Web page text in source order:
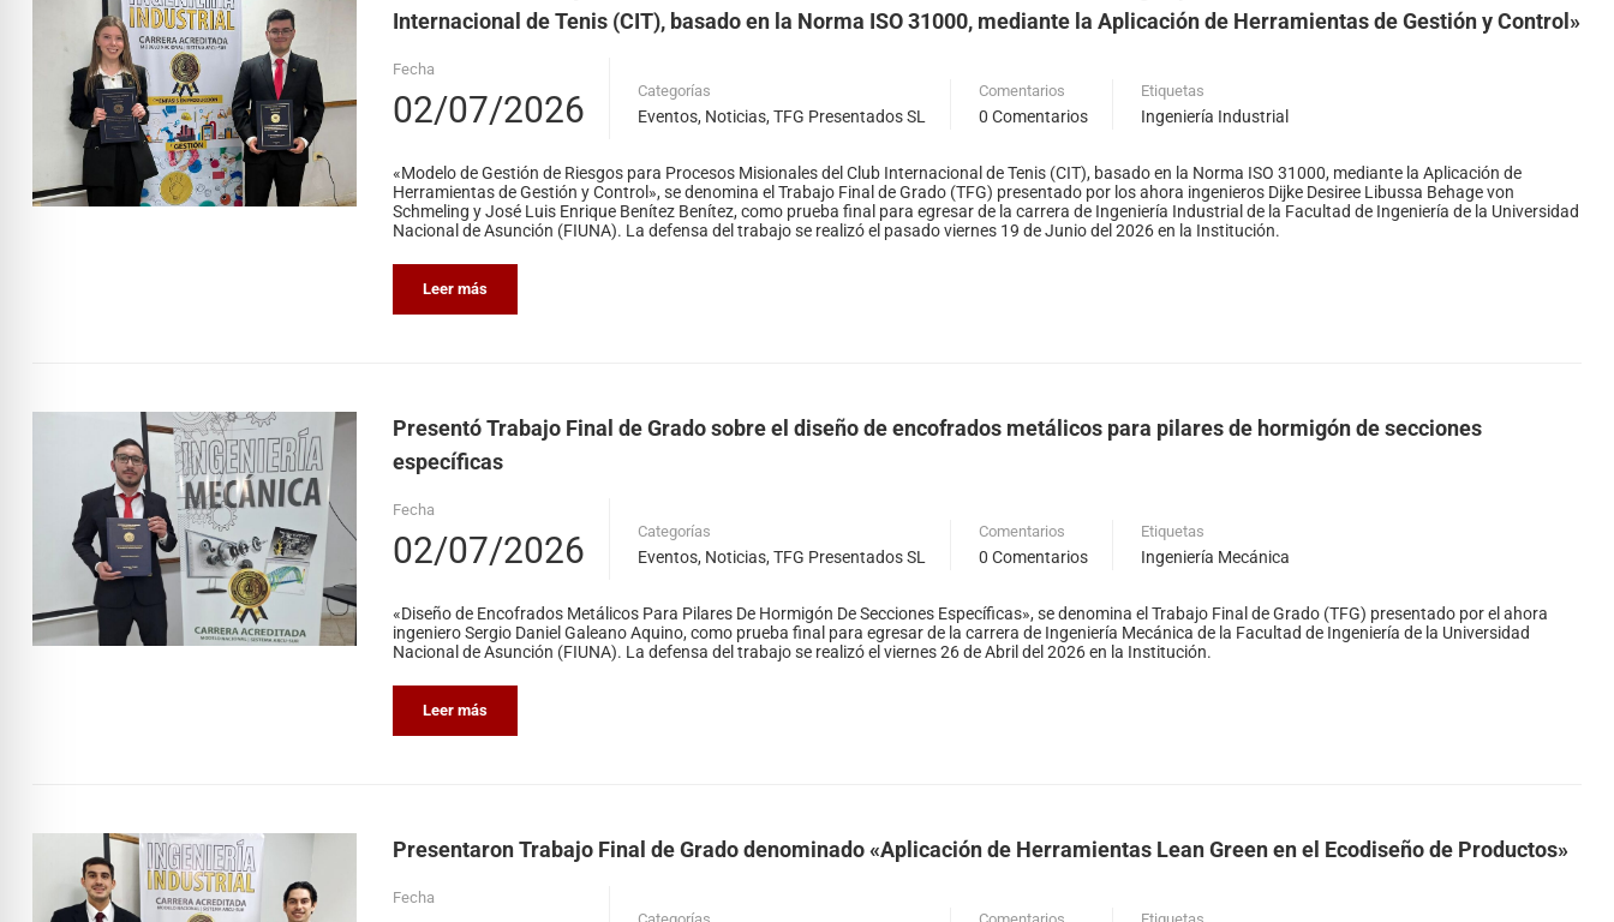
Internacional de Tenis (CIT), basado en la Norma ISO 31000, mediante la Aplicación de Herramientas de Gestión y Control»
Fecha
02/07/2026 Categorías
Eventos, Noticias, TFG Presentados SL
Comentarios
0 Comentarios
Etiquetas
Ingeniería Industrial
«Modelo de Gestión de Riesgos para Procesos Misionales del Club Internacional de Tenis (CIT), basado en la Norma ISO 31000, mediante la Aplicación de
Herramientas de Gestión y Control», se denomina el Trabajo Final de Grado (TFG) presentado por los ahora ingenieros Dijke Desiree Libussa Behage von
Schmeling y José Luis Enrique Benítez Benítez, como prueba final para egresar de la carrera de Ingeniería Industrial de la Facultad de Ingeniería de la Universidad
Nacional de Asunción (FIUNA). La defensa del trabajo se realizó el pasado viernes 19 de Junio del 2026 en la Institución.
Leer más
Presentó Trabajo Final de Grado sobre el diseño de encofrados metálicos para pilares de hormigón de secciones
específicas
Fecha
02/07/2026 Categorías
Eventos, Noticias, TFG Presentados SL
Comentarios
0 Comentarios
Etiquetas
Ingeniería Mecánica
«Diseño de Encofrados Metálicos Para Pilares De Hormigón De Secciones Específicas», se denomina el Trabajo Final de Grado (TFG) presentado por el ahora
ingeniero Sergio Daniel Galeano Aquino, como prueba final para egresar de la carrera de Ingeniería Mecánica de la Facultad de Ingeniería de la Universidad
Nacional de Asunción (FIUNA). La defensa del trabajo se realizó el viernes 26 de Abril del 2026 en la Institución.
Leer más
Presentaron Trabajo Final de Grado denominado «Aplicación de Herramientas Lean Green en el Ecodiseño de Productos»
Fecha